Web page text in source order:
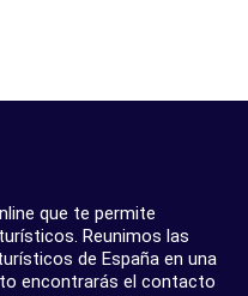
que te permite
Reunimos las
de España en una
encontrarás el contacto